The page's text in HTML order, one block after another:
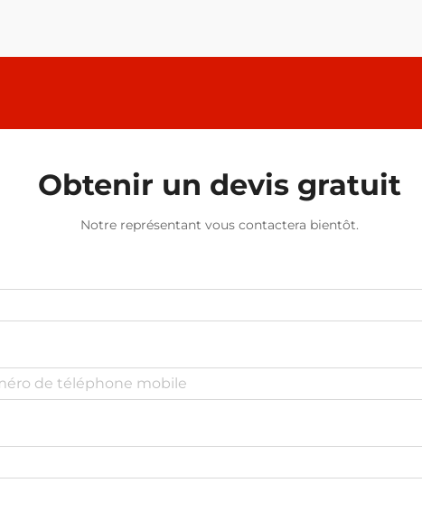
Obtenir un devis gratuit
Notre représentant vous contactera bientôt.